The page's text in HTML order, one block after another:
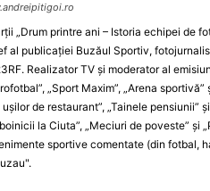
„Drum printre ani – Istoria echipei de
al publicaţiei Buzăul Sportiv,
Realizator TV şi moderator al
„Sport Maxim”, „Arena
uşilor de restaurant”, „Tainele
la Ciuta”, „Meciuri de poveste” şi
sportive comentate (din fotbal,